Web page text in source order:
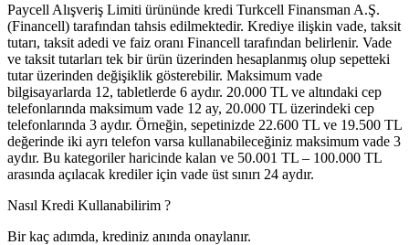
Paycell Alışveriş Limiti ürününde kredi Turkcell Finansman A.Ş.
(Financell) tarafından tahsis edilmektedir. Krediye ilişkin vade, taksit
tutarı, taksit adedi ve faiz oranı Financell tarafından belirlenir. Vade
ve taksit tutarları tek bir ürün üzerinden hesaplanmış olup sepetteki
tutar üzerinden değişiklik gösterebilir. Maksimum vade
bilgisayarlarda 12, tabletlerde 6 aydır. 20.000 TL ve altındaki cep
telefonlarında maksimum vade 12 ay, 20.000 TL üzerindeki cep
telefonlarında 3 aydır. Örneğin, sepetinizde 22.600 TL ve 19.500 TL
değerinde iki ayrı telefon varsa kullanabileceğiniz maksimum vade 3
aydır. Bu kategoriler haricinde kalan ve 50.001 TL – 100.000 TL
arasında açılacak krediler için vade üst sınırı 24 aydır.
Nasıl Kredi Kullanabilirim ?
Bir kaç adımda, krediniz anında onaylanır.